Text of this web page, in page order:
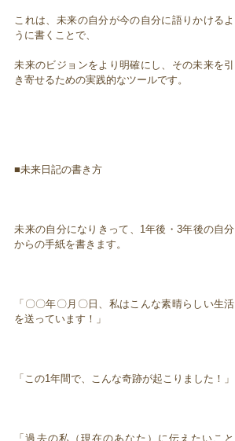
これは、未来の自分が今の自分に語りかけるよ
うに書くことで、
未来のビジョンをより明確にし、その未来を引
き寄せるための実践的なツールです。
■未来日記の書き方
未来の自分になりきって、1年後・3年後の自分
からの手紙を書きます。
「〇〇年〇月〇日、私はこんな素晴らしい生活
を送っています！」
「この1年間で、こんな奇跡が起こりました！」
「過去の私（現在のあなた）に伝えたいこと